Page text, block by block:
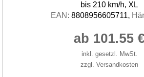
bis 210 km/h, XL
EAN: 8808956605711,
ab 101.55
inkl. gesetzl. MwSt.
zzgl. Versandkosten